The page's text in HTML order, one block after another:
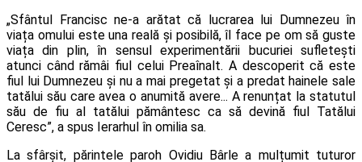
„Sfântul Francisc ne-a arătat că lucrarea lui Dumnezeu în
viața omului este una reală și posibilă, îl face pe om să guste
viața din plin, în sensul experimentării bucuriei sufletești
atunci când rămâi fiul celui Preaînalt. A descoperit că este
fiul lui Dumnezeu și nu a mai pregetat și a predat hainele sale
tatălui său care avea o anumită avere... A renunțat la statutul
său de fiu al tatălui pământesc ca să devină fiul Tatălui
Ceresc”, a spus Ierarhul în omilia sa.
La sfârșit, părintele paroh Ovidiu Bârle a mulțumit tuturor